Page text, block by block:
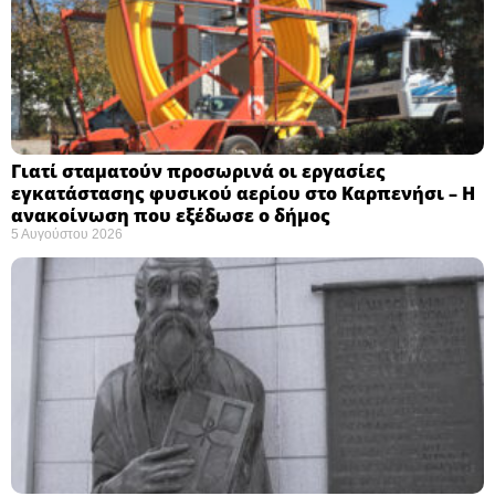
Γιατί σταματούν προσωρινά οι εργασίες
εγκατάστασης φυσικού αερίου στο Καρπενήσι – Η
ανακοίνωση που εξέδωσε ο δήμος
5 Αυγούστου 2026